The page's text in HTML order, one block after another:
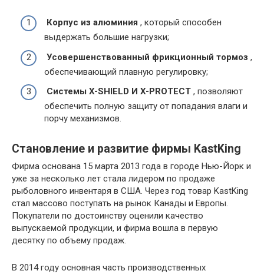
Корпус из алюминия , который способен
выдержать большие нагрузки;
Усовершенствованный фрикционный тормоз ,
обеспечивающий плавную регулировку;
Системы X-SHIELD И X-PROTECT , позволяют
обеспечить полную защиту от попадания влаги и
порчу механизмов.
Становление и развитие фирмы KastKing
Фирма основана 15 марта 2013 года в городе Нью-Йорк и
уже за несколько лет стала лидером по продаже
рыболовного инвентаря в США. Через год товар KastKing
стал массово поступать на рынок Канады и Европы.
Покупатели по достоинству оценили качество
выпускаемой продукции, и фирма вошла в первую
десятку по объему продаж.
В 2014 году основная часть производственных